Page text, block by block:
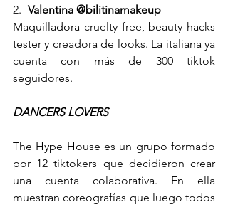
2.- Valentina @bilitinamakeup
Maquilladora cruelty free, beauty hacks
tester y creadora de looks. La italiana ya
cuenta con más de 300 tiktok
seguidores.
DANCERS LOVERS
The Hype House es un grupo formado
por 12 tiktokers que decidieron crear
una cuenta colaborativa. En ella
muestran coreografías que luego todos